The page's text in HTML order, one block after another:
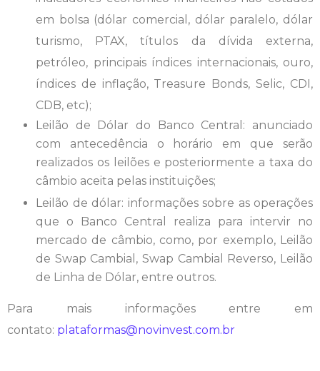
em bolsa (dólar comercial, dólar paralelo, dólar
turismo, PTAX, títulos da dívida externa,
petróleo, principais índices internacionais, ouro,
índices de inflação, Treasure Bonds, Selic, CDI,
CDB, etc);
Leilão de Dólar do Banco Central: anunciado
com antecedência o horário em que serão
realizados os leilões e posteriormente a taxa do
câmbio aceita pelas instituições;
Leilão de dólar: informações sobre as operações
que o Banco Central realiza para intervir no
mercado de câmbio, como, por exemplo, Leilão
de Swap Cambial, Swap Cambial Reverso, Leilão
de Linha de Dólar, entre outros.
Para mais informações entre em
contato: plataformas@novinvest.com.br